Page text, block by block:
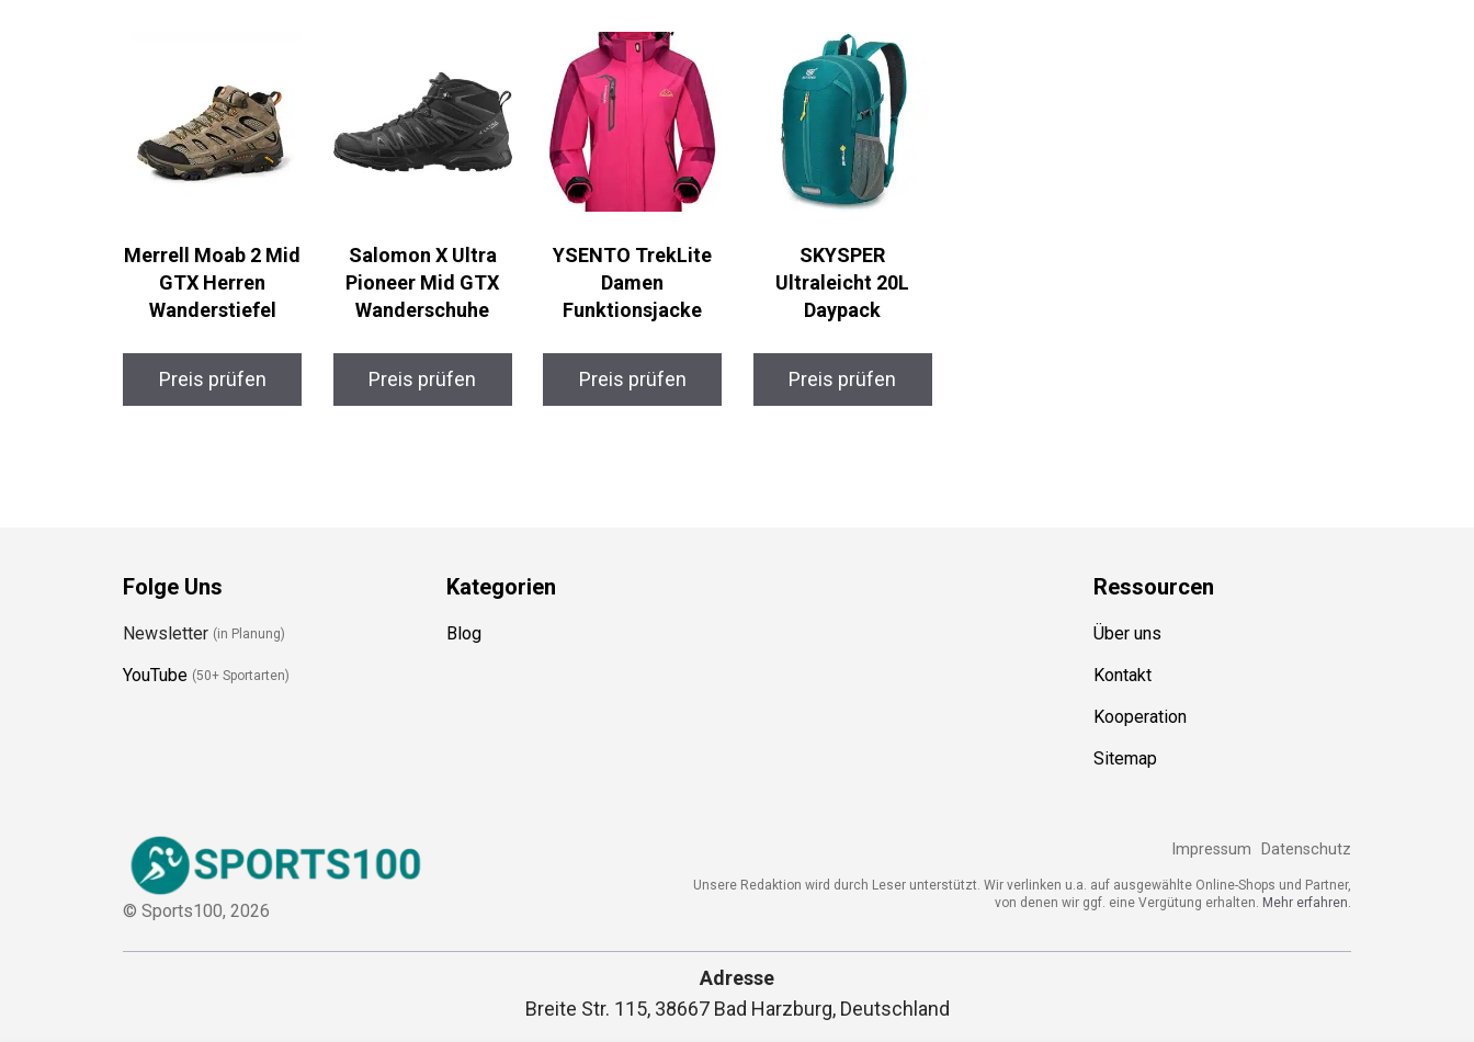
Merrell Moab 2 Mid
GTX Herren
Wanderstiefel
Preis prüfen
Salomon X Ultra
Pioneer Mid GTX
Wanderschuhe
Preis prüfen
YSENTO TrekLite
Damen
Funktionsjacke
Preis prüfen
SKYSPER
Ultraleicht 20L
Daypack
Preis prüfen
Folge Uns
Newsletter(in Planung)
YouTube (50+ Sportarten)
Kategorien
Blog
Ressourcen
Über uns
Kontakt
Kooperation
Sitemap
© Sports100, 2026
Impressum Datenschutz
Unsere Redaktion wird durch Leser unterstützt. Wir verlinken u.a. auf ausgewählte Online-Shops und Partner,
von denen wir ggf. eine Vergütung erhalten. Mehr erfahren.
Adresse
Breite Str. 115, 38667 Bad Harzburg, Deutschland